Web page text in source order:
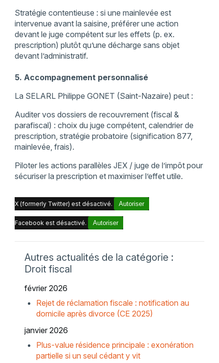
Stratégie contentieuse : si une mainlevée est
intervenue avant la saisine, préférer une action
devant le juge compétent sur les effets (p. ex.
prescription) plutôt qu’une décharge sans objet
devant l’administratif.
5. Accompagnement personnalisé
La SELARL Philippe GONET (Saint-Nazaire) peut :
Auditer vos dossiers de recouvrement (fiscal &
parafiscal) : choix du juge compétent, calendrier de
prescription, stratégie probatoire (signification 877,
mainlevée, frais).
Piloter les actions parallèles JEX / juge de l’impôt pour
sécuriser la prescription et maximiser l’effet utile.
X (formerly Twitter) est désactivé. Autoriser
Facebook est désactivé. Autoriser
Autres actualités de la catégorie :
Droit fiscal
février 2026
Rejet de réclamation fiscale : notification au
domicile après divorce (CE 2025)
janvier 2026
Plus-value résidence principale : exonération
partielle si un seul cédant y vit